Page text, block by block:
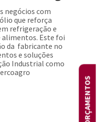
negócios com
que reforça
refrigeração e
alimentos. Este foi
da fabricante no
e soluções
Industrial como
ORÇAMENTOS